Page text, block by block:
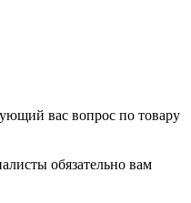
вас вопрос по товару
обязательно вам